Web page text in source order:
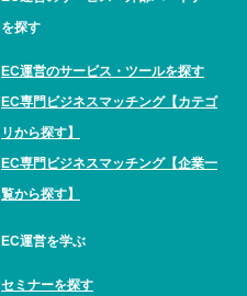
を探す
EC運営のサービス・ツールを探す
EC専門ビジネスマッチング【カテゴ
リから探す】
EC専門ビジネスマッチング【企業一
覧から探す】
EC運営を学ぶ
セミナーを探す